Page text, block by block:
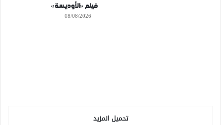
فيلم «الأوديسة»
08/08/2026
تحميل المزيد